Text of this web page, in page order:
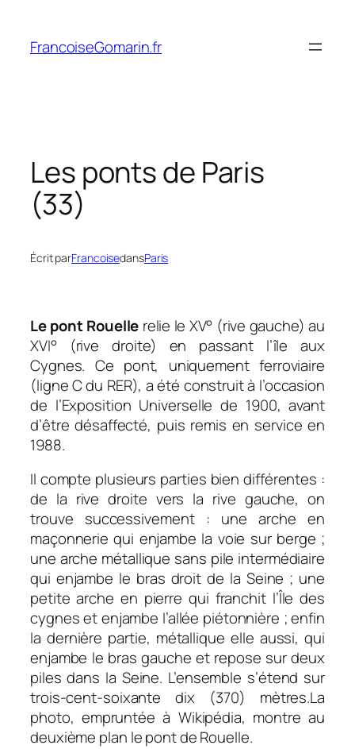
contenu
FrancoiseGomarin.fr
Les ponts de Paris
(33)
Écrit parFrancoisedansParis
Le pont Rouelle relie le XV° (rive gauche) au
XVI° (rive droite) en passant l’île aux
Cygnes. Ce pont, uniquement ferroviaire
(ligne C du RER), a été construit à l’occasion
de l’Exposition Universelle de 1900, avant
d’être désaffecté, puis remis en service en
1988.
Il compte plusieurs parties bien différentes :
de la rive droite vers la rive gauche, on
trouve successivement : une arche en
maçonnerie qui enjambe la voie sur berge ;
une arche métallique sans pile intermédiaire
qui enjambe le bras droit de la Seine ; une
petite arche en pierre qui franchit l’Île des
cygnes et enjambe l’allée piétonnière ; enfin
la dernière partie, métallique elle aussi, qui
enjambe le bras gauche et repose sur deux
piles dans la Seine. L’ensemble s’étend sur
trois-cent-soixante dix (370) mètres.La
photo, empruntée à Wikipédia, montre au
deuxième plan le pont de Rouelle.